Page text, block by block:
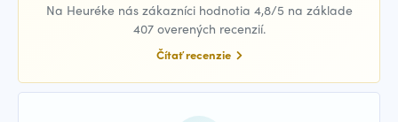
Na Heuréke nás zákazníci hodnotia 4,8/5 na základe
407 overených recenzií.
Čítať recenzie